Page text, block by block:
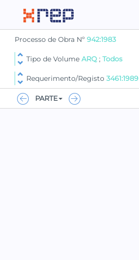
Processo de Obra Nº 942:1983
Tipo de Volume ARQ ; Todos
Requerimento/Registo 3461:1989
PARTE